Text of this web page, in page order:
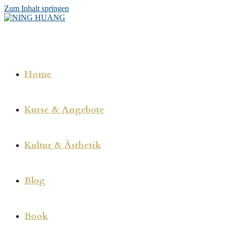
Zum Inhalt springen
Home
Kurse & Angebote
Kultur & Ästhetik
Blog
Book